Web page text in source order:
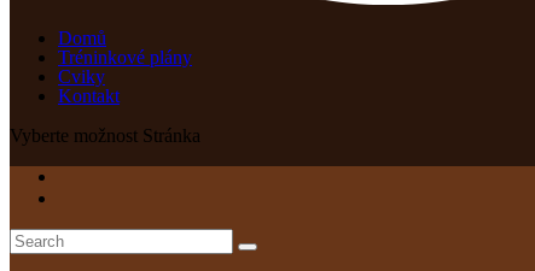
Domů
Tréninkové plány
Cviky
Kontakt
Vyberte možnost Stránka